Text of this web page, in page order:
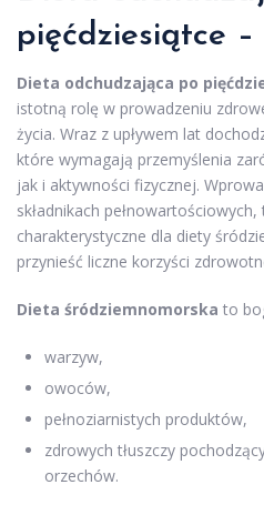
pięćdziesiątce
Dieta odchudzająca po
istotną rolę w prowadzeniu
życia. Wraz z upływem lat
które wymagają przemyślenia
jak i aktywności fizycznej.
składnikach
charakterystyczne dla diety
przynieść liczne korzyści
Dieta śródziemnomorska to
warzyw,
owoców,
pełnoziarnistych produktów,
zdrowych tłuszczy
orzechów.